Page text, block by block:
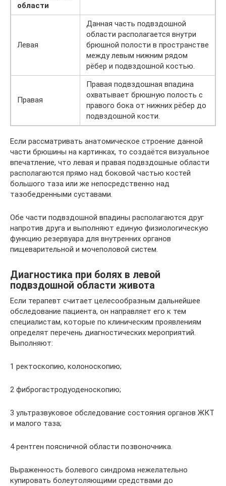
области
Левая
Данная часть подвздошной
области располагается внутри
брюшной полости в пространстве
между левым нижним рядом
рёбер и подвздошной костью.
Правая
Правая подвздошная впадина
охватывает брюшную полость с
правого бока от нижних рёбер до
подвздошной кости.
Если рассматривать анатомическое строение данной
части брюшины на картинках, то создаётся визуальное
впечатление, что левая и правая подвздошные области
располагаются прямо над боковой частью костей
большого таза или же непосредственно над
тазобедренными суставами.
Обе части подвздошной впадины располагаются друг
напротив друга и выполняют единую физиологическую
функцию резервуара для внутренних органов
пищеварительной и мочеполовой систем.
Диагностика при болях в левой
подвздошной области живота
Если терапевт считает целесообразным дальнейшее
обследование пациента, он направляет его к тем
специалистам, которые по клиническим проявлениям
определят перечень диагностических мероприятий.
Выполняют:
1 ректоскопию, колоноскопию;
2 фиброгастродуоденоскопию;
3 ультразвуковое обследование состояния органов ЖКТ
и малого таза;
4 рентген поясничной области позвоночника.
Выраженность болевого синдрома нежелательно
купировать болеутоляющими средствами до